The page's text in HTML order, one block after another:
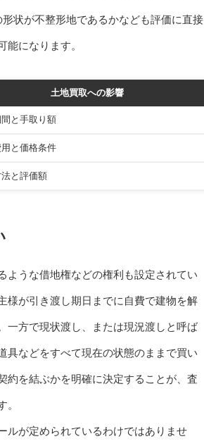
状が不整形地であるかなども評価に直接
になります。
土地買取への影響
と手取り額
と価格条件
と評価額
ような借地権などの権利も設定されてい
様が引き渡し期日までに自費で建物を解
一方で現状渡し、または現況渡しと呼ば
具などをすべて現在の状態のままで買い
約を結ぶかを明確に決定することが、査
ルが定められているわけではありませ